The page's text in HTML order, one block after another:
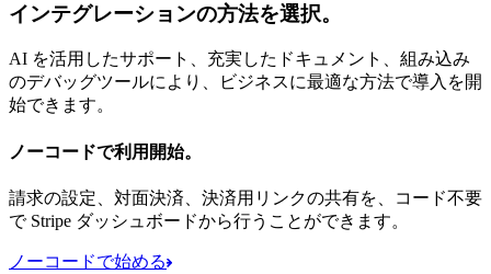
インテグレーションの方法を選択。
AI を活用したサポート、充実したドキュメント、組み込み
のデバッグツールにより、ビジネスに最適な方法で導入を開
始できます。
ノーコードで利用開始。
請求の設定、対面決済、決済用リンクの共有を、コード不要
で Stripe ダッシュボードから行うことができます。
ノーコードで始める